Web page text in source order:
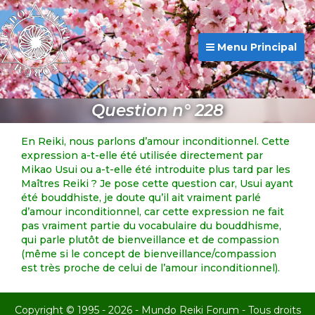
Menu Principal
Question n° 228
En Reiki, nous parlons d’amour inconditionnel. Cette
expression a-t-elle été utilisée directement par
Mikao Usui ou a-t-elle été introduite plus tard par les
Maîtres Reiki ? Je pose cette question car, Usui ayant
été bouddhiste, je doute qu’il ait vraiment parlé
d’amour inconditionnel, car cette expression ne fait
pas vraiment partie du vocabulaire du bouddhisme,
qui parle plutôt de bienveillance et de compassion
(même si le concept de bienveillance/compassion
est très proche de celui de l’amour inconditionnel).
Copyright © 1995 - 2026 - Mundo Reiki Forum - Tous droits